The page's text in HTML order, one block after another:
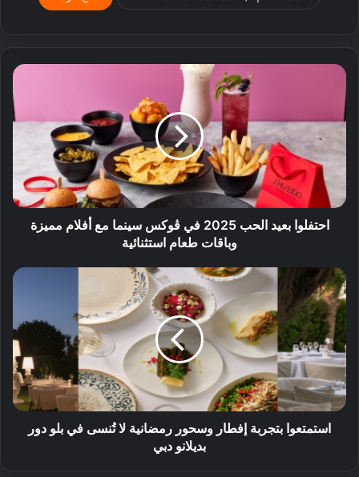
احتفلوا بعيد الحب 2025 في ڤوكس سينما مع أفلام مميزة
وباقات طعام استثنائية
استمتعوا بتجربة إفطار وسحور رمضانية لا تُنسى في بلو دور
بديلانو دبي